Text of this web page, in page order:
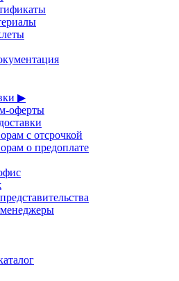
▶
оферты
с отсрочкой
о предоплате